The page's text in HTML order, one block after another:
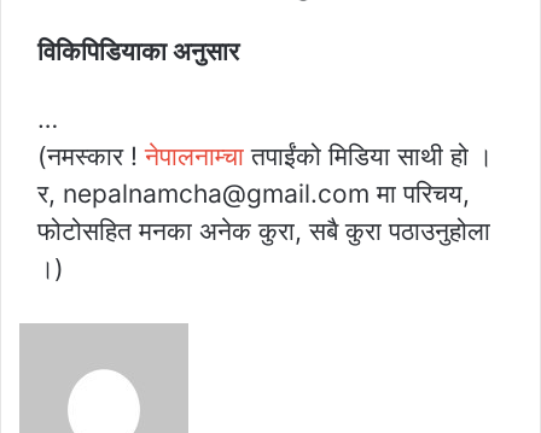
विकिपिडियाका अनुसार
…
(नमस्कार !नेपालनाम्चातपाईंको मिडिया साथी हो ।
र, nepalnamcha@gmail.com मा परिचय,
फोटोसहित मनका अनेक कुरा, सबै कुरा पठाउनुहोला
।)